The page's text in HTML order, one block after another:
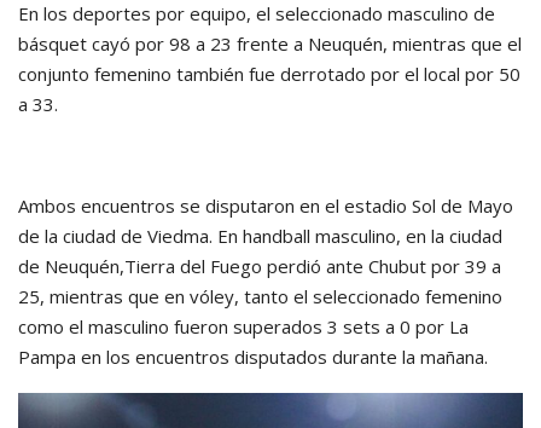
En los deportes por equipo, el seleccionado masculino de
básquet cayó por 98 a 23 frente a Neuquén, mientras que el
conjunto femenino también fue derrotado por el local por 50
a 33.
Ambos encuentros se disputaron en el estadio Sol de Mayo
de la ciudad de Viedma. En handball masculino, en la ciudad
de Neuquén,Tierra del Fuego perdió ante Chubut por 39 a
25, mientras que en vóley, tanto el seleccionado femenino
como el masculino fueron superados 3 sets a 0 por La
Pampa en los encuentros disputados durante la mañana.